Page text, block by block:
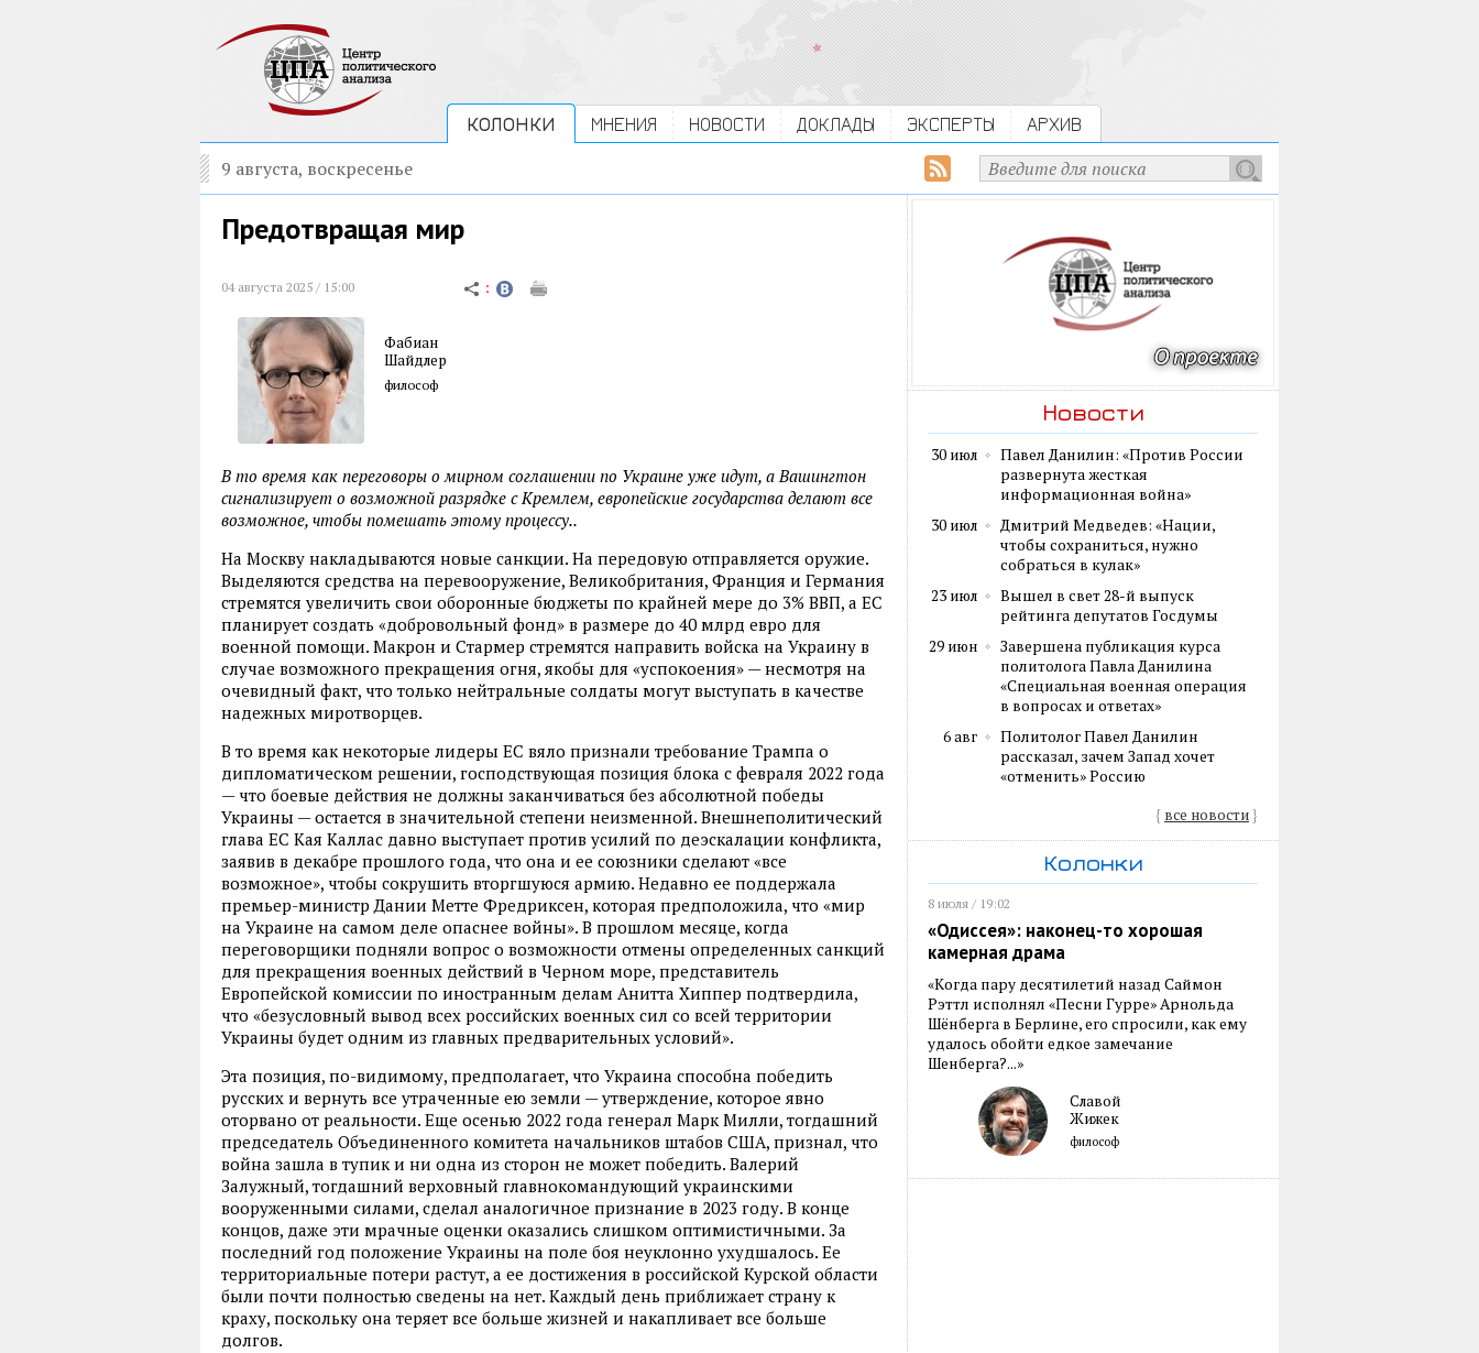
КОЛОНКИ МНЕНИЯ НОВОСТИ ДОКЛАДЫ ЭКСПЕРТЫ АРХИВ
9 августа, воскресенье
Предотвращая мир
04 августа 2025 / 15:00
Фабиан
Шайдлер
философ
В то время как переговоры о мирном соглашении по Украине уже идут, а Вашингтон
сигнализирует о возможной разрядке с Кремлем, европейские государства делают все
возможное, чтобы помешать этому процессу..
На Москву накладываются новые санкции. На передовую отправляется оружие.
Выделяются средства на перевооружение, Великобритания, Франция и Германия
стремятся увеличить свои оборонные бюджеты по крайней мере до 3% ВВП, а ЕС
планирует создать «добровольный фонд» в размере до 40 млрд евро для
военной помощи. Макрон и Стармер стремятся направить войска на Украину в
случае возможного прекращения огня, якобы для «успокоения» — несмотря на
очевидный факт, что только нейтральные солдаты могут выступать в качестве
надежных миротворцев.
В то время как некоторые лидеры ЕС вяло признали требование Трампа о
дипломатическом решении, господствующая позиция блока с февраля 2022 года
— что боевые действия не должны заканчиваться без абсолютной победы
Украины — остается в значительной степени неизменной. Внешнеполитический
глава ЕС Кая Каллас давно выступает против усилий по деэскалации конфликта,
заявив в декабре прошлого года, что она и ее союзники сделают «все
возможное», чтобы сокрушить вторгшуюся армию. Недавно ее поддержала
премьер-министр Дании Метте Фредриксен, которая предположила, что «мир
на Украине на самом деле опаснее войны». В прошлом месяце, когда
переговорщики подняли вопрос о возможности отмены определенных санкций
для прекращения военных действий в Черном море, представитель
Европейской комиссии по иностранным делам Анитта Хиппер подтвердила,
что «безусловный вывод всех российских военных сил со всей территории
Украины будет одним из главных предварительных условий».
Эта позиция, по-видимому, предполагает, что Украина способна победить
русских и вернуть все утраченные ею земли — утверждение, которое явно
оторвано от реальности. Еще осенью 2022 года генерал Марк Милли, тогдашний
председатель Объединенного комитета начальников штабов США, признал, что
война зашла в тупик и ни одна из сторон не может победить. Валерий
Залужный, тогдашний верховный главнокомандующий украинскими
вооруженными силами, сделал аналогичное признание в 2023 году. В конце
концов, даже эти мрачные оценки оказались слишком оптимистичными. За
последний год положение Украины на поле боя неуклонно ухудшалось. Ее
территориальные потери растут, а ее достижения в российской Курской области
были почти полностью сведены на нет. Каждый день приближает страну к
краху, поскольку она теряет все больше жизней и накапливает все больше
долгов.
Новости
30 июл
Павел Данилин: «Против России
развернута жесткая
информационная война»
30 июл
Дмитрий Медведев: «Нации,
чтобы сохраниться, нужно
собраться в кулак»
23 июл
Вышел в свет 28-й выпуск
рейтинга депутатов Госдумы
29 июн
Завершена публикация курса
политолога Павла Данилина
«Специальная военная операция
в вопросах и ответах»
6 авг
Политолог Павел Данилин
рассказал, зачем Запад хочет
«отменить» Россию
{ все новости}
Колонки
8 июля / 19:02
«Одиссея»: наконец-то хорошая
камерная драма
«Когда пару десятилетий назад Саймон
Рэттл исполнял «Песни Гурре» Арнольда
Шёнберга в Берлине, его спросили, как ему
удалось обойти едкое замечание
Шенберга?...»
Славой
Жижек
философ